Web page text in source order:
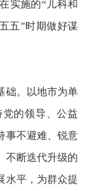
实施的“儿科和
五”时期做好谋
础。以地市为单
的领导、公益
事不避难、锐意
不断迭代升级的
水平，为群众提